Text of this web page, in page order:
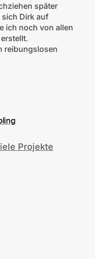
später
Dirk auf
ich noch von allen
reibungslosen
Projekte